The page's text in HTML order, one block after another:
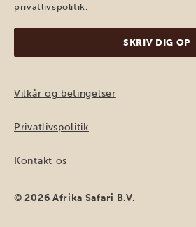
privatlivspolitik
Vilkår og betingelser
Privatlivspolitik
Kontakt os
© 2026 Afrika Safari B.V.